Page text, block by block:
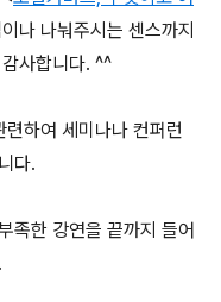
나 나눠주시는 센스까지
사합니다. ^^
하여 세미나나 컨퍼런
다.
족한 강연을 끝까지 들어